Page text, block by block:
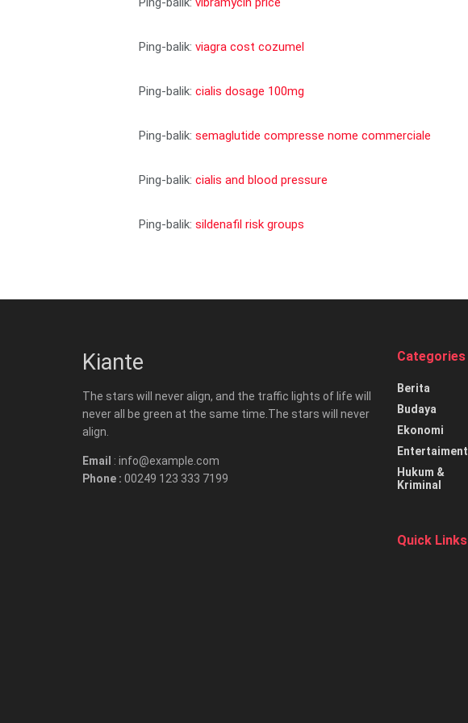
Ping-balik: viagra cost cozumel
Ping-balik: cialis dosage 100mg
Ping-balik: semaglutide compresse nome commerciale
Ping-balik: cialis and blood pressure
Ping-balik: sildenafil risk groups
Kiante
The stars will never align, and the traffic lights of life will
never all be green at the same time.The stars will never
align.
Email : info@example.com
Phone : 00249 123 333 7199
Categories
Berita
Budaya
Ekonomi
Entertaiment
Hukum &
Kriminal
Quick Links